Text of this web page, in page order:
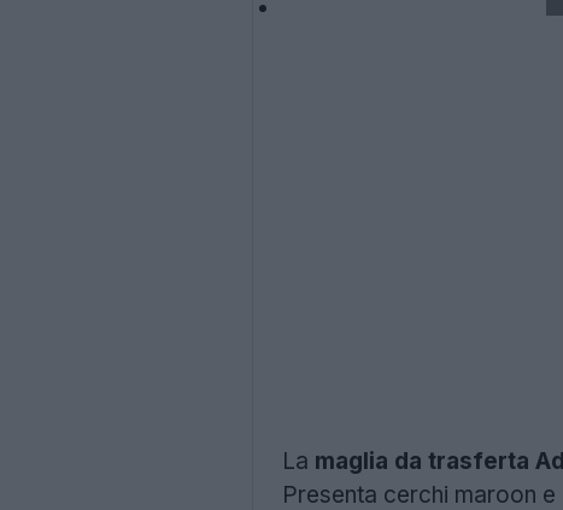
La maglia da trasferta
Presenta cerchi maroon